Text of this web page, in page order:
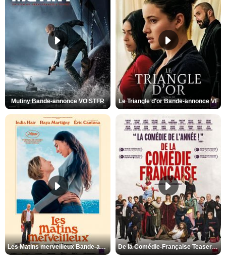
Mutiny Bande-annonce VO STFR Le Triangle d'or Bande-annonce VF
Les Matins merveilleux Bande-annonce VF De la Comédie-Française Teaser VF